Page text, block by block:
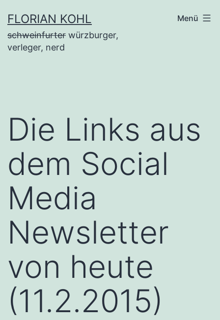
Inhalt
springen
FLORIAN KOHL
schweinfurter würzburger,
verleger, nerd
Menü
Die Links aus
dem Social
Media
Newsletter
von heute
(11.2.2015)